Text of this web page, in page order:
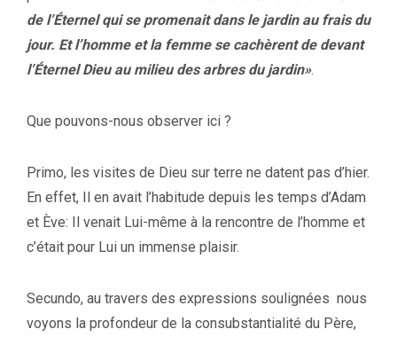
de l’Éternel qui se promenait dans le jardin au frais du
jour. Et l’homme et la femme se cachèrent de devant
l’Éternel Dieu au milieu des arbres du jardin».
Que pouvons-nous observer ici ?
Primo, les visites de Dieu sur terre ne datent pas d’hier.
En effet, Il en avait l’habitude depuis les temps d’Adam
et Ève: Il venait Lui-même à la rencontre de l’homme et
c’était pour Lui un immense plaisir.
Secundo, au travers des expressions soulignées nous
voyons la profondeur de la consubstantialité du Père,